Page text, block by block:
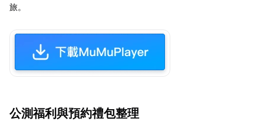
旅。
公測福利與預約禮包整理